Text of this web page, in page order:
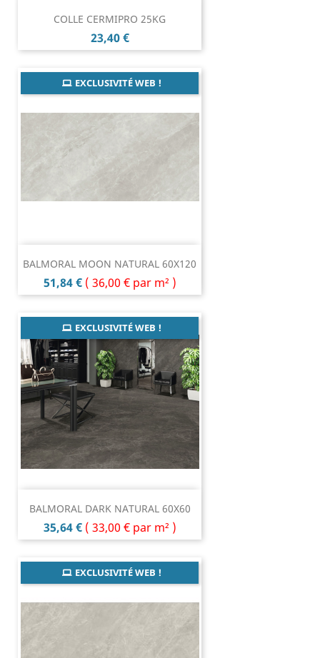
COLLE CERMIPRO 25KG
Prix
23,40 €
BALMORAL MOON NATURAL 60X120
Prix
51,84 € ( 36,00 € par m² )
EXCLUSIVITÉ WEB !
BALMORAL DARK NATURAL 60X60
Prix
35,64 € ( 33,00 € par m² )
EXCLUSIVITÉ WEB !
EXCLUSIVITÉ WEB !